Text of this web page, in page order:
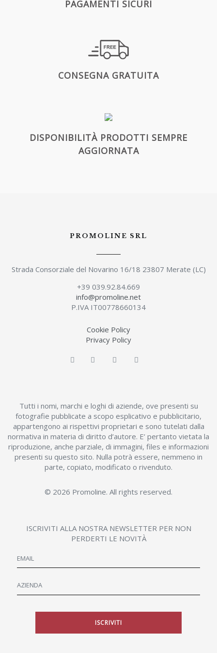
PAGAMENTI SICURI
CONSEGNA GRATUITA
DISPONIBILITÀ PRODOTTI SEMPRE
AGGIORNATA
PROMOLINE SRL
Strada Consorziale del Novarino 16/18 23807 Merate (LC)
+39 039.92.84.669
info@promoline.net
P.IVA IT00778660134
Cookie Policy
Privacy Policy
Tutti i nomi, marchi e loghi di aziende, ove presenti su
fotografie pubblicate a scopo esplicativo e pubblicitario,
appartengono ai rispettivi proprietari e sono tutelati dalla
normativa in materia di diritto d’autore. E’ pertanto vietata la
riproduzione, anche parziale, di immagini, files e informazioni
presenti su questo sito. Nulla potrà essere, nemmeno in
parte, copiato, modificato o rivenduto.
© 2026 Promoline. All rights reserved.
ISCRIVITI ALLA NOSTRA NEWSLETTER PER NON
PERDERTI LE NOVITÀ
ISCRIVITI